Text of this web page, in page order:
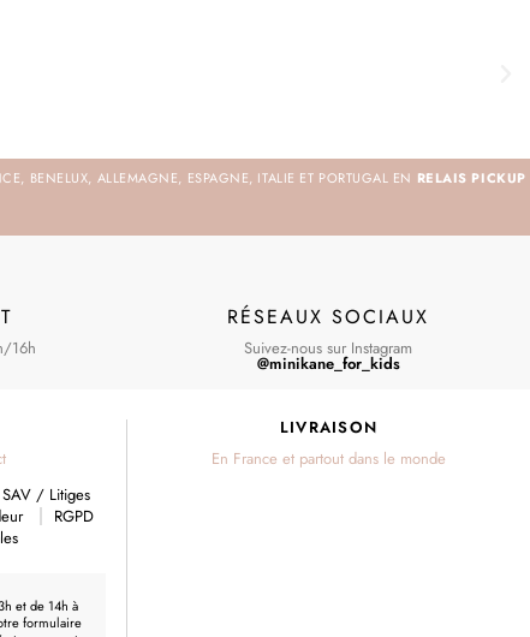
BENELUX, ALLEMAGNE, ESPAGNE, ITALIE ET PORTUGAL EN RELAIS PICKUP
16h
RÉSEAUX SOCIAUX
Suivez-nous sur Instagram
@minikane_for_kids
/ Litiges
RGPD
et de 14h à
formulaire
LIVRAISON
En France et partout dans le monde